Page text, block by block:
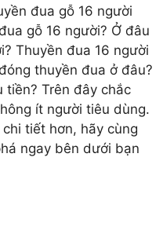
đua gỗ 16 người
gỗ 16 người? Ở đâu
Thuyền đua 16 người
thuyền đua ở đâu?
tiền? Trên đây chắc
ít người tiêu dùng.
tiết hơn, hãy cùng
ngay bên dưới bạn